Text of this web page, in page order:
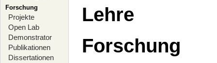
Forschung
Projekte
Open Lab
Demonstrator
Publikationen
Dissertationen
Lehre
Forschung